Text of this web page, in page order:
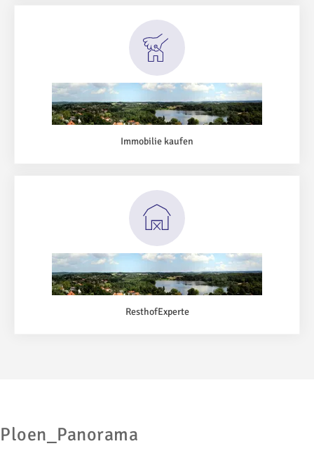
Immobilie kaufen
ResthofExperte
Ploen_Panorama